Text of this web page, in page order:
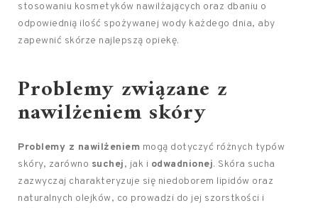
stosowaniu kosmetyków nawilżających oraz dbaniu o
odpowiednią ilość spożywanej wody każdego dnia, aby
zapewnić skórze najlepszą opiekę.
Problemy związane z
nawilżeniem skóry
Problemy z nawilżeniem mogą dotyczyć różnych typów
skóry, zarówno suchej, jak i odwadnionej. Skóra sucha
zazwyczaj charakteryzuje się niedoborem lipidów oraz
naturalnych olejków, co prowadzi do jej szorstkości i